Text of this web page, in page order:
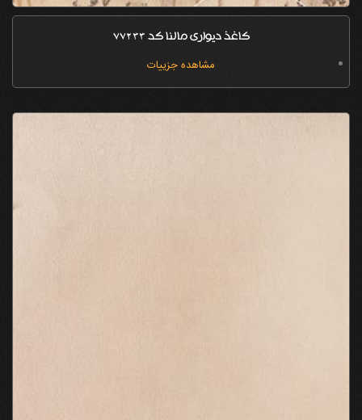
کاغذ دیواری مالنا کد 77233
مشاهده جزییات